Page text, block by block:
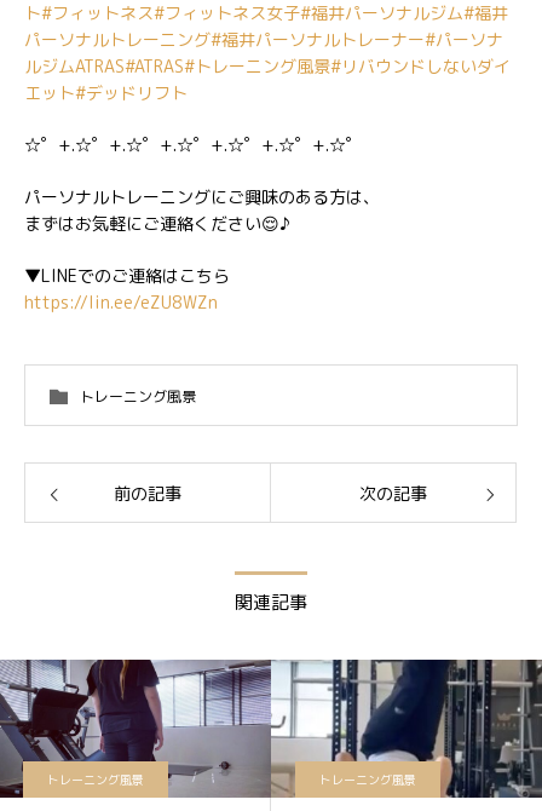
ト#フィットネス#フィットネス女子#福井パーソナルジム#福井
パーソナルトレーニング#福井パーソナルトレーナー#パーソナ
ルジムATRAS#ATRAS#トレーニング風景#リバウンドしないダイ
エット#デッドリフト
☆゜+.☆゜+.☆゜+.☆゜+.☆゜+.☆゜+.☆゜
パーソナルトレーニングにご興味のある方は、
まずはお気軽にご連絡ください😌♪
▼LINEでのご連絡はこちら
https://lin.ee/eZU8WZn
トレーニング風景
前の記事 次の記事
関連記事
トレーニング風景 トレーニング風景